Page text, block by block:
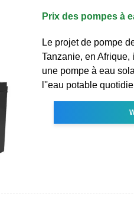
Prix des pompes à
Le projet de pompe
Tanzanie, en
une pompe à eau
l''eau potable